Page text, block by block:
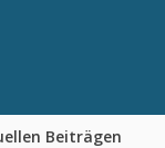
Beiträgen